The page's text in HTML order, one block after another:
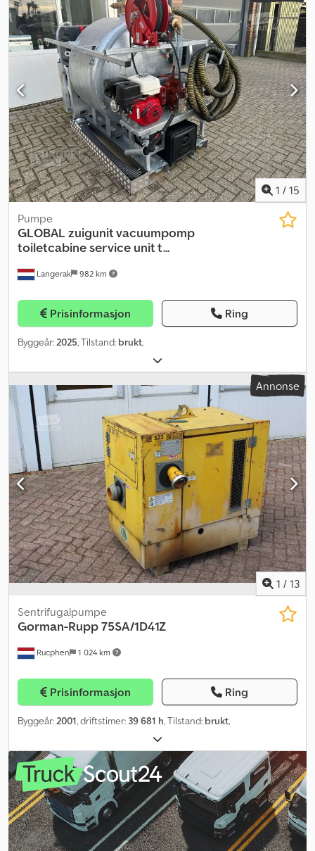
1 / 15
Langerak 982 km
Pumpe
GLOBAL zuigunit vacuumpomp
toiletcabine service unit t...
Prisinformasjon Ring
Byggeår:2025, Tilstand: brukt,
Annonse
1 / 13
Rucphen 1 024 km
Sentrifugalpumpe
Gorman-Rupp75SA/1D41Z
Prisinformasjon Ring
Byggeår:2001, driftstimer: 39 681 h, Tilstand: brukt,